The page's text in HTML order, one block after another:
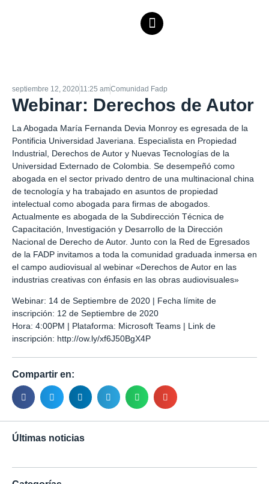
septiembre 12, 202011:25 amComunidad Fadp
Webinar: Derechos de Autor
La Abogada María Fernanda Devia Monroy es egresada de la
Pontificia Universidad Javeriana. Especialista en Propiedad
Industrial, Derechos de Autor y Nuevas Tecnologías de la
Universidad Externado de Colombia. Se desempeñó como
abogada en el sector privado dentro de una multinacional china
de tecnología y ha trabajado en asuntos de propiedad
intelectual como abogada para firmas de abogados.
Actualmente es abogada de la Subdirección Técnica de
Capacitación, Investigación y Desarrollo de la Dirección
Nacional de Derecho de Autor. Junto con la Red de Egresados
de la FADP invitamos a toda la comunidad graduada inmersa en
el campo audiovisual al webinar «Derechos de Autor en las
industrias creativas con énfasis en las obras audiovisuales»
Webinar: 14 de Septiembre de 2020 | Fecha límite de
inscripción: 12 de Septiembre de 2020
Hora: 4:00PM | Plataforma: Microsoft Teams | Link de
inscripción: http://ow.ly/xf6J50BgX4P
Compartir en:
Últimas noticias